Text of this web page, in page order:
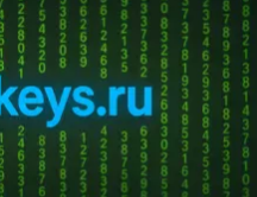
РОССИИ ✅ПОДХОДИТ
ПОДПИСКА
2 ПРОМОКОДОВ 🕗
ПРОМОКОД СУММИРУЕТСЯ С
НА АКТИВАЦИЮ: 3